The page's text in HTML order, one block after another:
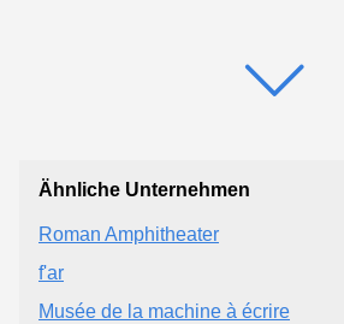
Ähnliche Unternehmen
Roman Amphitheater
f'ar
Musée de la machine à écrire